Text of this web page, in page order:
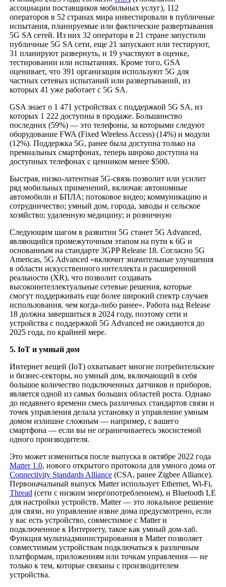
ассоциации поставщиков мобильных услуг), 112
операторов в 52 странах мира инвестировали в публичные
испытания, планируемые или фактические развертывания
5G SA сетей. Из них 32 оператора в 21 стране запустили
публичные 5G SA сети, еще 21 запускают или тестируют,
31 планируют развернуть, и 19 участвуют в оценке,
тестировании или испытаниях. Кроме того, GSA
оценивает, что 391 организация используют 5G для
частных сетевых испытаний или развертываний, из
которых 41 уже работает с 5G SA.
GSA знает о 1 471 устройствах с поддержкой 5G SA, из
которых 1 222 доступны в продаже. Большинство
последних (59%) — это телефоны, за которыми следуют
оборудование FWA (Fixed Wireless Access) (14%) и модули
(12%). Поддержка 5G, ранее была доступна только на
премиальных смартфонах, теперь широко доступна на
доступных телефонах с ценником менее $500.
Быстрая, низко-латентная 5G-связь позволит или усилит
ряд мобильных применений, включая: автономные
автомобили и БПЛА; потоковое видео; коммуникацию и
сотрудничество; умный дом, города, заводы и сельское
хозяйство; удаленную медицину; и розничную
Следующим шагом в развитии 5G станет 5G Advanced,
являющийся промежуточным этапом на пути к 6G и
основанным на стандарте 3GPP Release 18. Согласно 5G
Americas, 5G Advanced «включит значительные улучшения
в области искусственного интеллекта и расширенной
реальности (XR), что позволит создавать
высокоинтеллектуальные сетевые решения, которые
смогут поддерживать еще более широкий спектр случаев
использования, чем когда-либо ранее». Работа над Release
18 должна завершиться в 2024 году, поэтому сети и
устройства с поддержкой 5G Advanced не ожидаются до
2025 года, по крайней мере.
5. IoT и умный дом
Интернет вещей (IoT) охватывает многие потребительские
и бизнес-секторы, но умный дом, включающий в себя
большое количество подключенных датчиков и приборов,
является одной из самых больших областей роста. Однако
до недавнего времени смесь различных стандартов связи и
точек управления делала установку и управление умным
домом излишне сложным — например, с вашего
смартфона — если вы не ограничиваетесь экосистемой
одного производителя.
Это может измениться после выпуска в октябре 2022 года
Matter 1.0, нового открытого протокола для умного дома от
Connectivity Standards Alliance(CSA, ранее Zigbee Alliance).
Первоначальный выпуск Matter использует Ethernet, Wi-Fi,
Thread(сети с низким энергопотреблением), и Bluetooth LE
для настройки устройств. Matter — это локальное решение
для связи, но управление извне дома предусмотрено, если
у вас есть устройство, совместимое с Matter и
подключенное к Интернету, такое как умный дом-хаб.
Функция мультиадминистрирования в Matter позволяет
совместимым устройствам подключаться к различным
платформам, приложениям или точкам управления — не
только к тем, которые связаны с производителем
устройства.